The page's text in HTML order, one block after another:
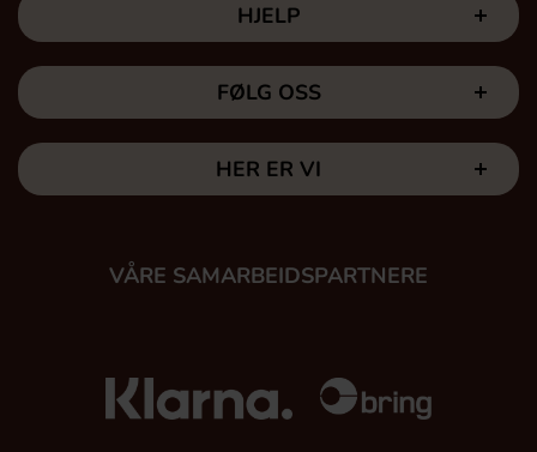
HJELP
FØLG OSS
HER ER VI
VÅRE SAMARBEIDSPARTNERE